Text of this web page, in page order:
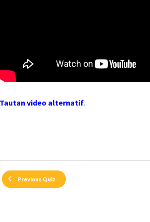
Tautan video alternatif.
Previous Quiz